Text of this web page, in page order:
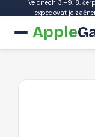
Ve dnech 3.–9. 8.
expedovat je
Apple